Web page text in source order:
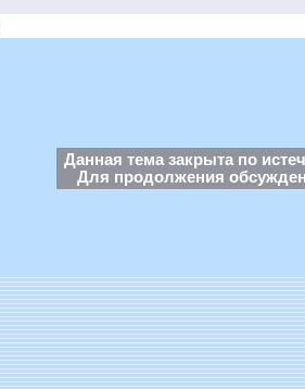
Данная тема закрыта по
Для продолжения